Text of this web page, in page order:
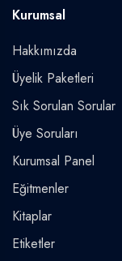
Kurumsal
Hakkımızda
Üyelik Paketleri
Sık Sorulan Sorular
Üye Soruları
Kurumsal Panel
Eğitmenler
Kitaplar
Etiketler